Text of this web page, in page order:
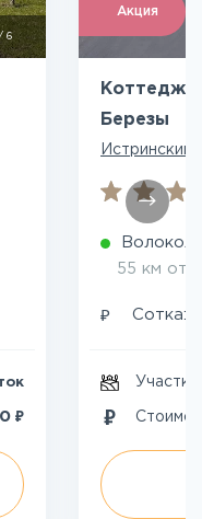
6
₽
Акция
Березы
Истринский
55 км от
₽ Сотка:
Участки: